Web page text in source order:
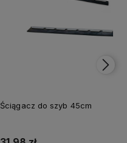
Ściągacz do szyb 45cm